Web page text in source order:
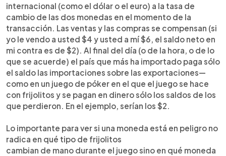
internacional (como el dólar o el euro) a la tasa de
cambio de las dos monedas en el momento de la
transacción. Las ventas y las compras se compensan (si
yo le vendo a usted $4 y usted a mí $6, el saldo neto en
mi contra es de $2). Al final del día (o de la hora, o de lo
que se acuerde) el país que más ha importado paga sólo
el saldo las importaciones sobre las exportaciones—
como en un juego de póker en el que el juego se hace
con frijolitos y se pagan en dinero sólo los saldos de los
que perdieron. En el ejemplo, serían los $2.
Lo importante para ver si una moneda está en peligro no
radica en qué tipo de frijolitos
cambian de mano durante el juego sino en qué moneda